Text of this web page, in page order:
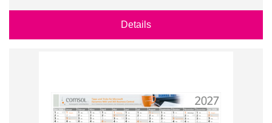
Details